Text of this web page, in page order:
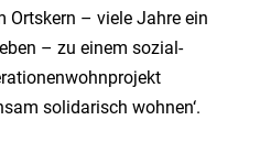
Ortskern – viele Jahre ein
– zu einem sozial-
solidarisch wohnen‘.